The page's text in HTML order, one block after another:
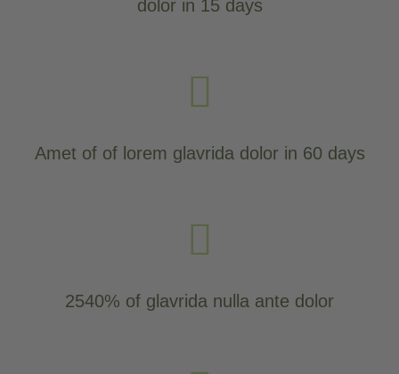
dolor in 15 days
Amet of of lorem glavrida dolor in 60 days
2540% of glavrida nulla ante dolor